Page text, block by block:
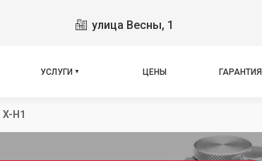
улица Весны, 1
УСЛУГИ ЦЕНЫ ГАРАНТИЯ
X-H1